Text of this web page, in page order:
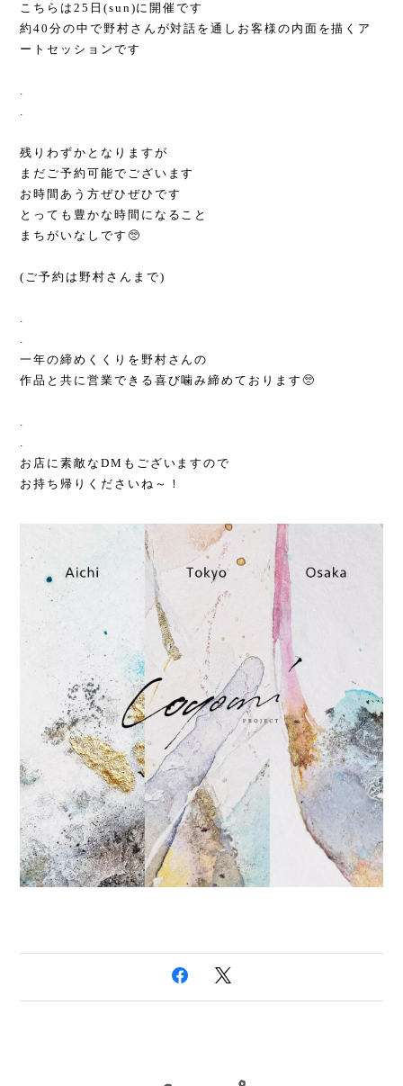
こちらは25日(sun)に開催です
約40分の中で野村さんが対話を通しお客様の内面を描くア
ートセッションです
.
.
残りわずかとなりますが
まだご予約可能でございます
お時間あう方ぜひぜひです
とっても豊かな時間になること
まちがいなしです🥺
(ご予約は野村さんまで)
.
.
一年の締めくくりを野村さんの
作品と共に営業できる喜び噛み締めております🥺
.
.
お店に素敵なDMもございますので
お持ち帰りくださいね～！